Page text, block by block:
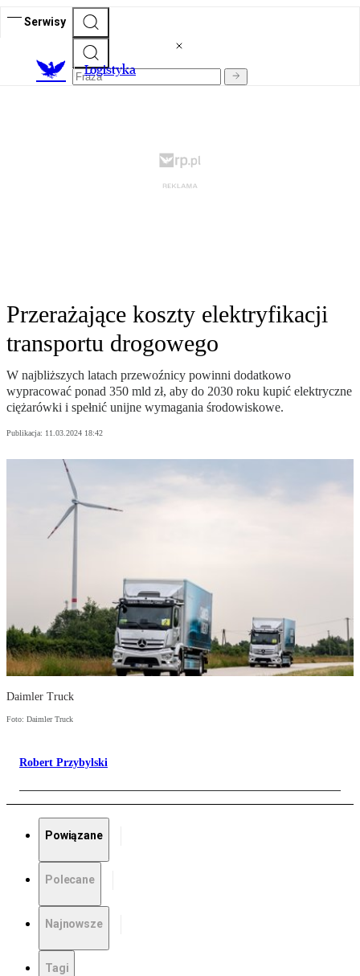
Serwisy
Logistyka
Przerażające koszty elektryfikacji
transportu drogowego
W najbliższych latach przewoźnicy powinni dodatkowo
wypracować ponad 350 mld zł, aby do 2030 roku kupić elektryczne
ciężarówki i spełnić unijne wymagania środowiskowe.
Publikacja: 11.03.2024 18:42
Daimler Truck
Foto: Daimler Truck
Robert Przybylski
Powiązane
Polecane
Najnowsze
Tagi